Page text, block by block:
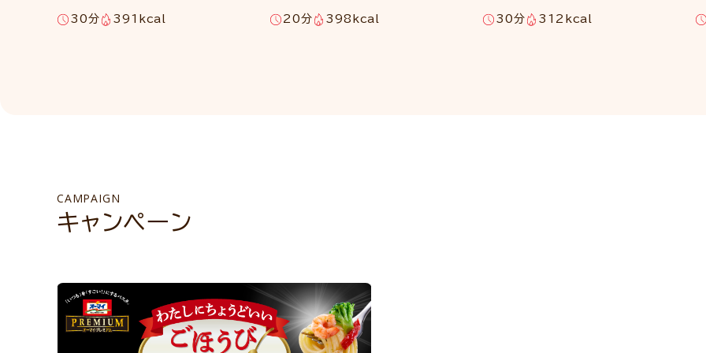
30分 391kcal 20分 398kcal 30分 312kcal
CAMPAIGN
キャンペーン